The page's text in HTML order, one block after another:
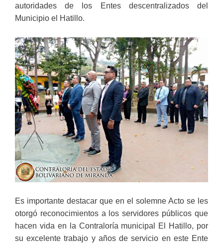
autoridades de los Entes descentralizados del
Municipio el Hatillo.
Es importante destacar que en el solemne Acto se les
otorgó reconocimientos a los servidores públicos que
hacen vida en la Contraloría municipal El Hatillo, por
su excelente trabajo y años de servicio en este Ente